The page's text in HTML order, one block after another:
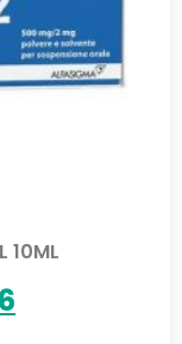
10ML